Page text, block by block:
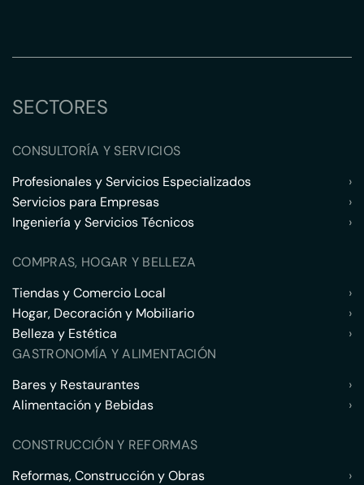
SECTORES
CONSULTORÍA Y SERVICIOS
Profesionales y Servicios Especializados
›
Servicios para Empresas
›
Ingeniería y Servicios Técnicos
›
COMPRAS, HOGAR Y BELLEZA
Tiendas y Comercio Local
›
Hogar, Decoración y Mobiliario
›
Belleza y Estética
›
GASTRONOMÍA Y ALIMENTACIÓN
Bares y Restaurantes
›
Alimentación y Bebidas
›
CONSTRUCCIÓN Y REFORMAS
Reformas, Construcción y Obras
›